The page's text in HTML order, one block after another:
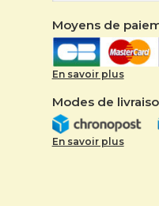
Moyens de
En savoir plus
Modes de
En savoir plus